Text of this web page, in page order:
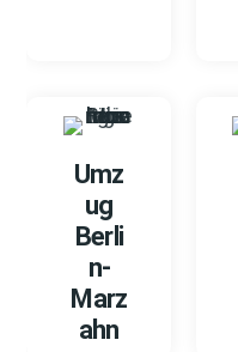
Umz
ug
Berli
n-
Marz
ahn